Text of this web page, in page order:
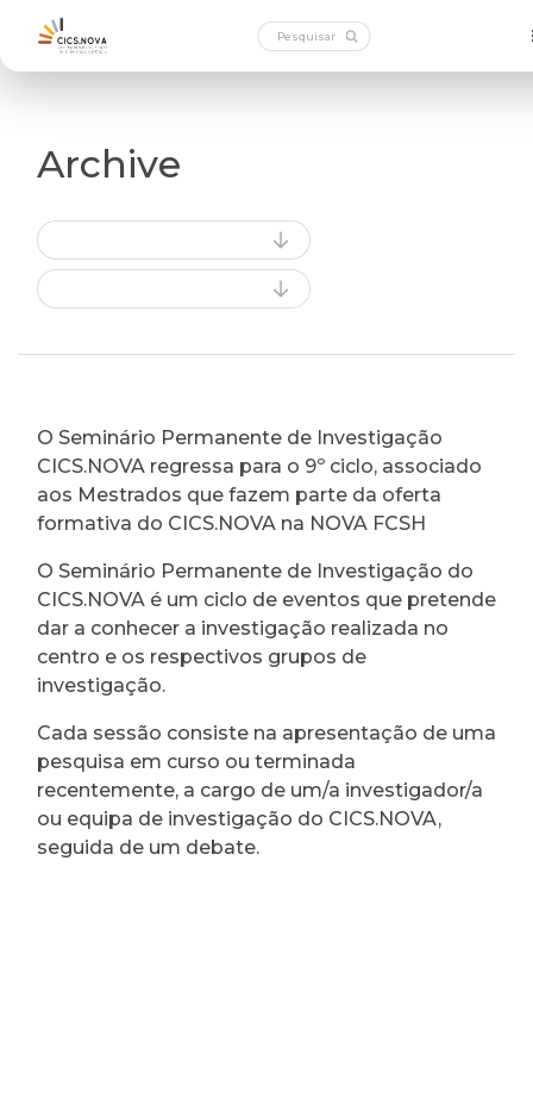
Archive
O Seminário Permanente de Investigação
CICS.NOVA regressa para o 9º ciclo, associado
aos Mestrados que fazem parte da oferta
formativa do CICS.NOVA na NOVA FCSH
O Seminário Permanente de Investigação do
CICS.NOVA é um ciclo de eventos que pretende
dar a conhecer a investigação realizada no
centro e os respectivos grupos de
investigação.
Cada sessão consiste na apresentação de uma
pesquisa em curso ou terminada
recentemente, a cargo de um/a investigador/a
ou equipa de investigação do CICS.NOVA,
seguida de um debate.